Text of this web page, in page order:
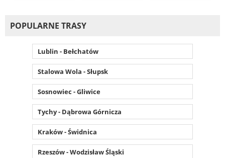
POPULARNE TRASY
Lublin - Bełchatów
Stalowa Wola - Słupsk
Sosnowiec - Gliwice
Tychy - Dąbrowa Górnicza
Kraków - Świdnica
Rzeszów - Wodzisław Śląski